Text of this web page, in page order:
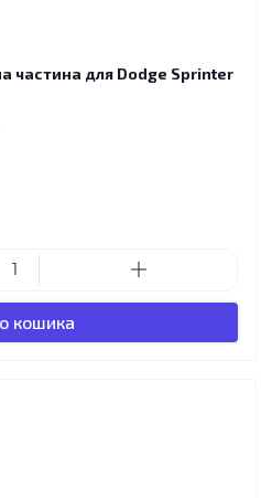
частина для Dodge Sprinter
кошика